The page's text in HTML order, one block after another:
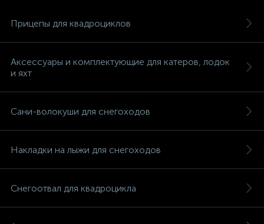
Прицепы для квадроциклов
Аксессуары и комплектующие для катеров, лодок
и яхт
Сани-волокуши для снегоходов
Накладки на лыжи для снегоходов
Снегоотвал для квадроцикла